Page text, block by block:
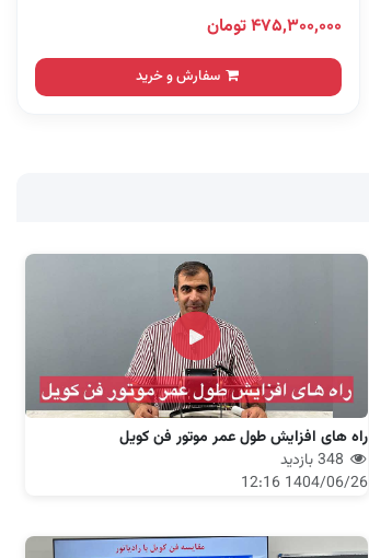
۴۷۵,۳۰۰,۰۰۰ تومان
سفارش و خرید
راه های افزایش طول عمر موتور فن کویل
1404/06/26 12:16